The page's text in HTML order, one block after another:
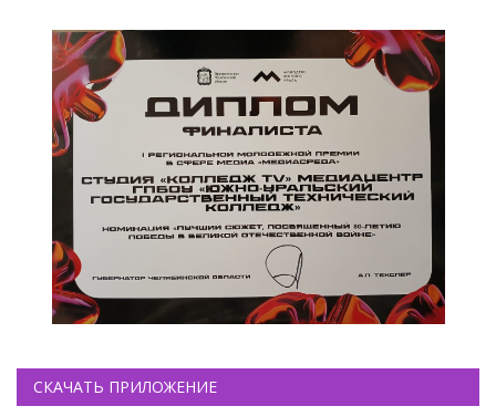
СКАЧАТЬ ПРИЛОЖЕНИЕ